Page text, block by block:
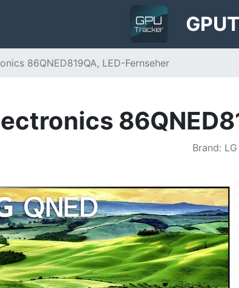
GPU
86QNED819QA, LED-Fernseher
Brand: LG